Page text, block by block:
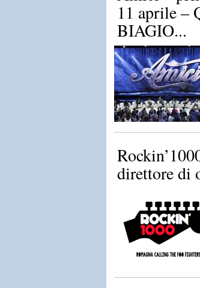
11 aprile –
BIAGIO...
direttore di